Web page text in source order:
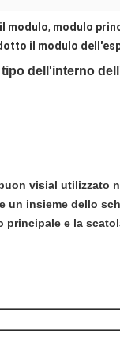
modulo, modulo
il modulo
dell'interno
visial utilizzato
un insieme dello
principale e la